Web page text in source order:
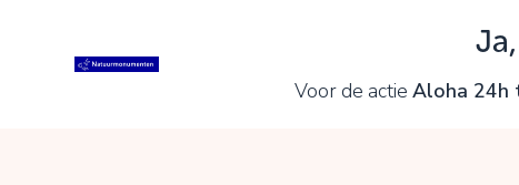
Voor de actie Aloha 24h
Je